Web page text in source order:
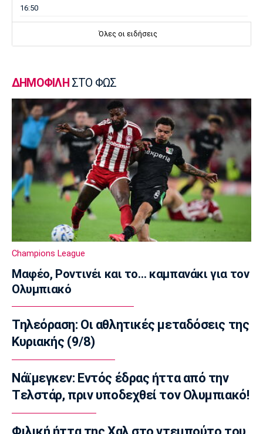
16:50
Oλυμπιακός: Αμετακίνητος στα 3 εκατ. ευρώ
Super League 1
Γιώργος Μασούρας: Ανακοινώθηκε από τη
ΝΕΟΜ!
16:20
Πόλο
Ευρωπαϊκό Πρωτάθλημα Νέων Ανδρών:
Αναχώρησε για τη Βουλγαρία η Εθνική
16:05
Super League 2
Απόλλων Καλαμαριάς: Ενισχύθηκε με τον
Βοριαζίδη
15:50
Στίβος
Αρχίζει το Ευρωπαϊκό Πρωτάθλημα στίβου
στο Μπέρμιγχαμ
15:35
Μπάσκετ Ελλάδα
Μουρατίδης: «Στο NBA Summer League
15:20
EuroLeague
Χάποελ Τελ Αβίβ: Τέλος ο Κουλέτσοφ
15:05
Όλες οι ειδήσεις
ΔΗΜΟΦΙΛΗ ΣΤΟ ΦΩΣ
Champions League
Μαφέο, Ροντινέι και το… καμπανάκι για τον
Ολυμπιακό
Τηλεόραση: Οι αθλητικές μεταδόσεις της
Κυριακής (9/8)
Νάϊμεγκεν: Εντός έδρας ήττα από την
Tελστάρ, πριν υποδεχθεί τον Ολυμπιακό!